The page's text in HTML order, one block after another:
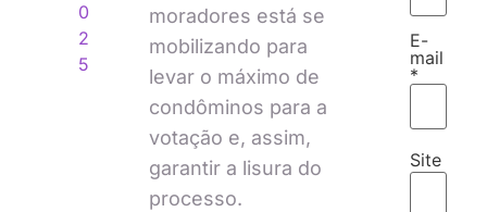
0
2
5
moradores está se
mobilizando para
levar o máximo de
condôminos para a
votação e, assim,
garantir a lisura do
processo.
E-
mail
*
Site